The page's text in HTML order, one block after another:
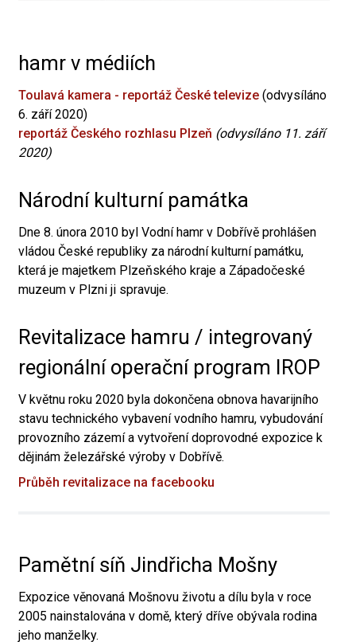
hamr v médiích
Toulavá kamera - reportáž České televize (odvysíláno
6. září 2020)
reportáž Českého rozhlasu Plzeň (odvysíláno 11. září
2020)
Národní kulturní památka
Dne 8. února 2010 byl Vodní hamr v Dobřívě prohlášen
vládou České republiky za národní kulturní památku,
která je majetkem Plzeňského kraje a Západočeské
muzeum v Plzni ji spravuje.
Revitalizace hamru / integrovaný
regionální operační program IROP
V květnu roku 2020 byla dokončena obnova havarijního
stavu technického vybavení vodního hamru, vybudování
provozního zázemí a vytvoření doprovodné expozice k
dějinám železářské výroby v Dobřívě.
Průběh revitalizace na facebooku
Pamětní síň Jindřicha Mošny
Expozice věnovaná Mošnovu životu a dílu byla v roce
2005 nainstalována v domě, který dříve obývala rodina
jeho manželky.